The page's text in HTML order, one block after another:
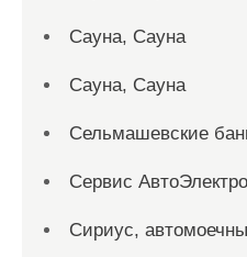
Сауна, Сауна
Сауна, Сауна
Сельмашевские
Сервис АвтоЭлектро
Сириус,